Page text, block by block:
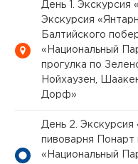
День 1. Экскурсия
Экскурсия
Балтийского
«Национальный
прогулка по
Нойхаузен,
Дорф»
День 2.
пивоварня
«Национальный